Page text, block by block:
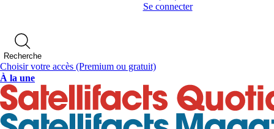
Se connecter
Recherche
Choisir votre accès (Premium ou gratuit)
À la une